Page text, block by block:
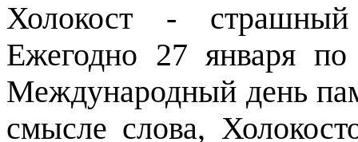
Холокост - страшный
Ежегодно 27 января
Международный день
смысле слова,